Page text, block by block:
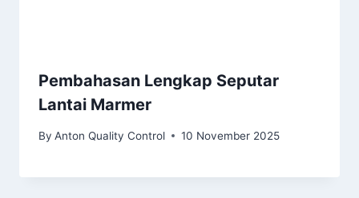
Pembahasan Lengkap Seputar
Lantai Marmer
By Anton Quality Control 10 November 2025